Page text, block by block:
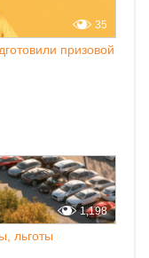
призовой
35
льготы
1,198